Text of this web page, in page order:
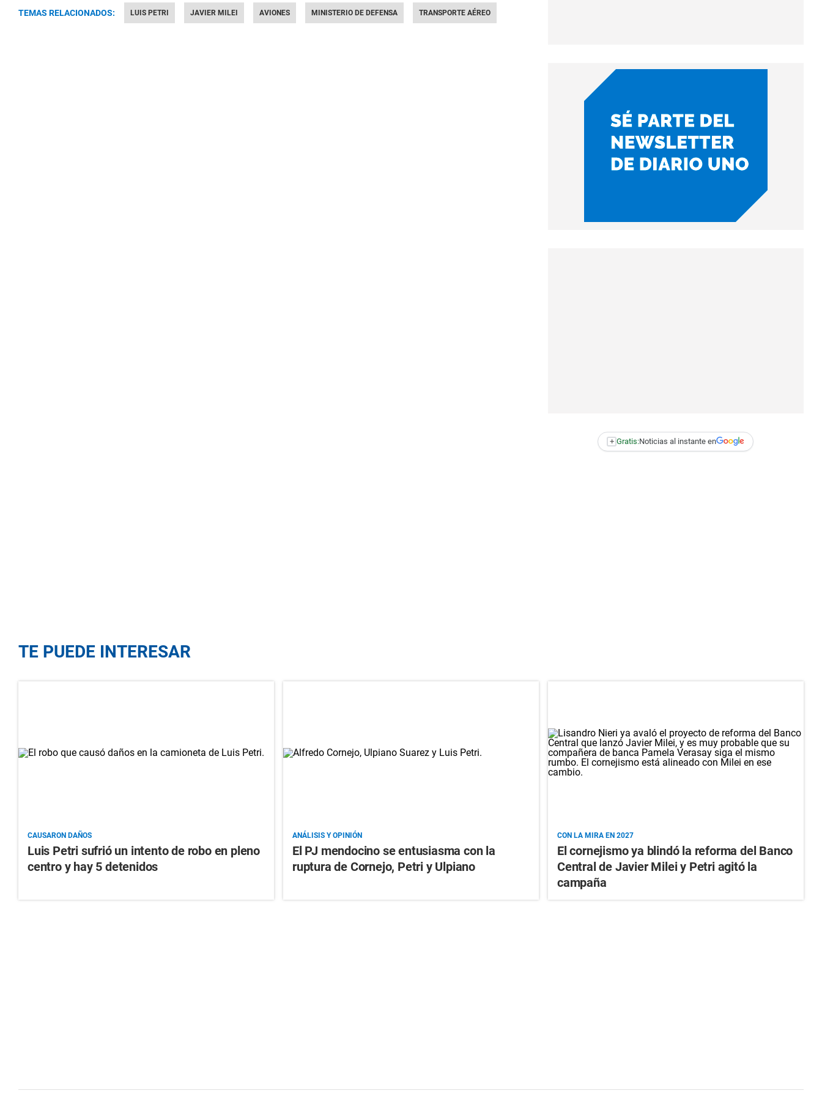
TEMAS RELACIONADOS: LUIS PETRI JAVIER MILEI AVIONES MINISTERIO DE DEFENSA TRANSPORTE AÉREO
+ Gratis:Noticias al instante en
TE PUEDE INTERESAR
CAUSARON DAÑOS
Luis Petri sufrió un intento de robo en pleno
centro y hay 5 detenidos
ANÁLISIS Y OPINIÓN
El PJ mendocino se entusiasma con la
ruptura de Cornejo, Petri y Ulpiano
CON LA MIRA EN 2027
El cornejismo ya blindó la reforma del Banco
Central de Javier Milei y Petri agitó la
campaña